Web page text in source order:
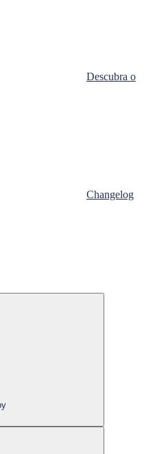
Descubra o
Changelog